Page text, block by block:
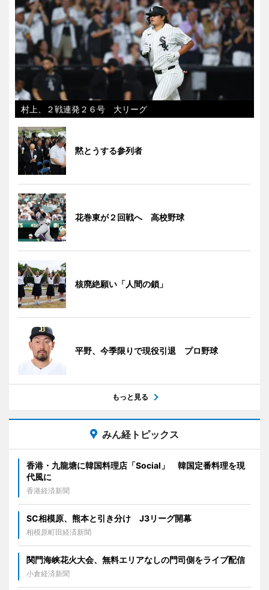
村上、２戦連発２６号 大リーグ
黙とうする参列者
花巻東が２回戦へ 高校野球
核廃絶願い「人間の鎖」
平野、今季限りで現役引退 プロ野球
もっと見る
みん経トピックス
香港・九龍塘に韓国料理店「Social」 韓国定番料理を現
代風に
香港経済新聞
SC相模原、熊本と引き分け J3リーグ開幕
相模原町田経済新聞
関門海峡花火大会、無料エリアなしの門司側をライブ配信
小倉経済新聞